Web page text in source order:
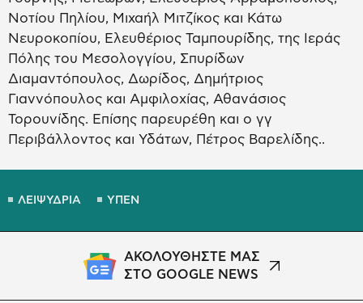
Νοτίου Πηλίου, Μιχαήλ Μιτζίκος και Κάτω
Νευροκοπίου, Ελευθέριος Ταμπουρίδης, της Ιεράς
Πόλης του Μεσολογγίου, Σπυρίδων
Διαμαντόπουλος, Δωρίδος, Δημήτριος
Γιαννόπουλος και Αμφιλοχίας, Αθανάσιος
Τορουνίδης. Επίσης παρευρέθη και ο γγ
Περιβάλλοντος και Υδάτων, Πέτρος Βαρελίδης..
ΛΕΙΨΥΔΡΙΑ ΥΠΕΝ
ΑΚΟΛΟΥΘΗΣΤΕ ΜΑΣ
ΣΤΟ GOOGLE NEWS